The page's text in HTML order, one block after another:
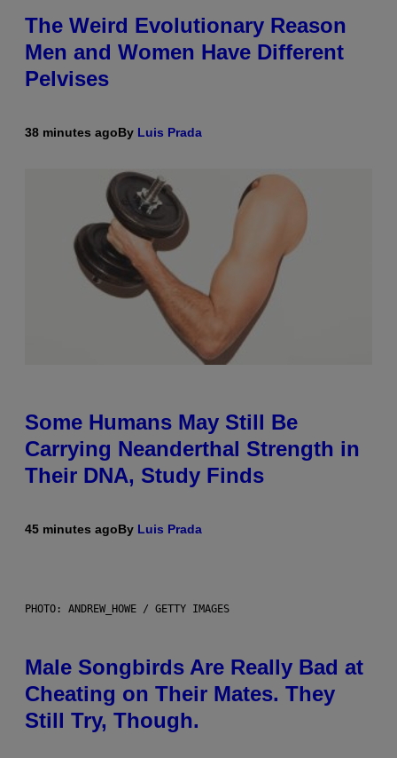
The Weird Evolutionary Reason
Men and Women Have Different
Pelvises
38 minutes agoBy Luis Prada
Some Humans May Still Be
Carrying Neanderthal Strength in
Their DNA, Study Finds
45 minutes agoBy Luis Prada
PHOTO: ANDREW_HOWE / GETTY IMAGES
Male Songbirds Are Really Bad at
Cheating on Their Mates. They
Still Try, Though.